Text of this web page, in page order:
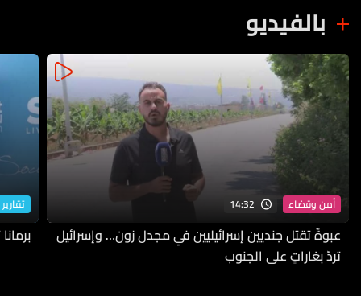
بالفيديو
أمن وقضاء 14:32
عبوةٌ تقتل جنديين إسرائيليين في مجدل زون… وإسرائيل
تردّ بغاراتٍ على الجنوب